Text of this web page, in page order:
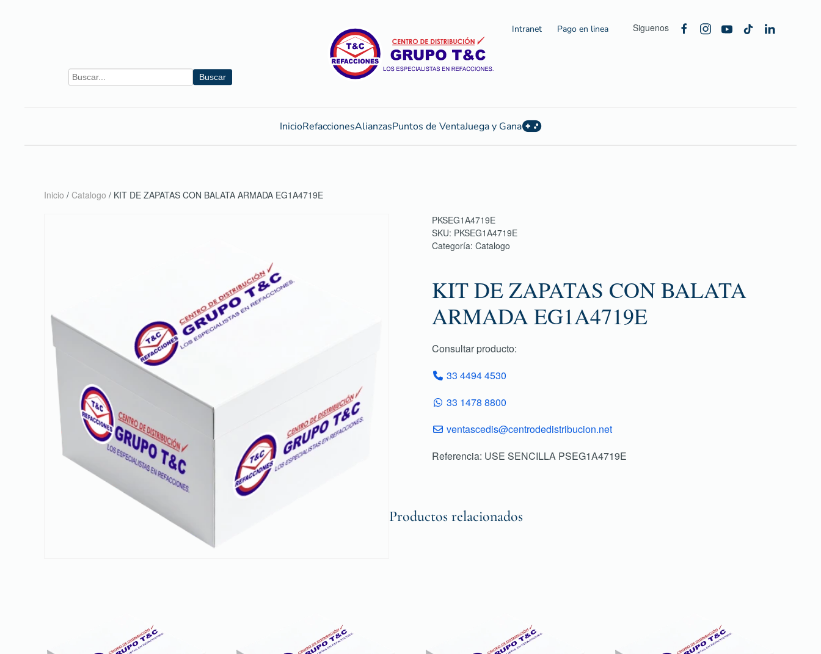
Buscar
Intranet Pago en linea Siguenos
InicioRefaccionesAlianzasPuntos de VentaJuega y Gana
Inicio / Catalogo / KIT DE ZAPATAS CON BALATA ARMADA EG1A4719E
PKSEG1A4719E
SKU: PKSEG1A4719E
Categoría: Catalogo
KIT DE ZAPATAS CON BALATA
ARMADA EG1A4719E
Consultar producto:
33 4494 4530
33 1478 8800
ventascedis@centrodedistribucion.net
Referencia: USE SENCILLA PSEG1A4719E
Productos relacionados